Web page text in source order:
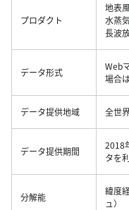
プロダクト
地表
水蒸
長波
データ形式
Web
場合
データ提供地域 全世
データ提供期間
2018
タを
分解能
緯度
ュ）